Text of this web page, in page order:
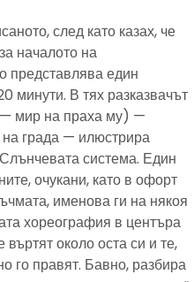
след като казах, че
началото на
представлява един
минути. В тях разказвачът
мир на праха му) —
града — илюстрира
система. Един
очукани, като в офорт
именова ги на някоя
хореография в центъра
около оста си и те,
го правят. Бавно, разбира